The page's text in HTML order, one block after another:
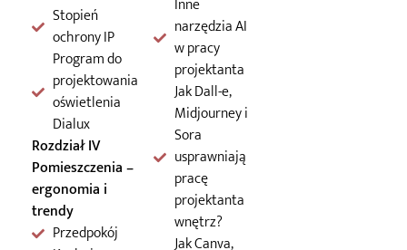
Stopień
ochrony IP
Program do
projektowania
oświetlenia
Dialux
Rozdział IV
Pomieszczenia –
ergonomia i
trendy
Przedpokój
narzędzia AI
w pracy
projektanta
Jak Dall-e,
Midjourney i
Sora
usprawniają
pracę
projektanta
wnętrz?
Jak Canva,